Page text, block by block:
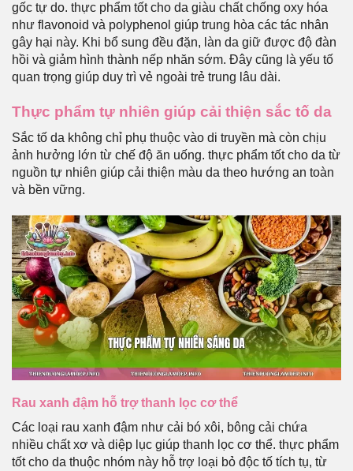
gốc tự do. thực phẩm tốt cho da giàu chất chống oxy hóa
như flavonoid và polyphenol giúp trung hòa các tác nhân
gây hại này. Khi bổ sung đều đặn, làn da giữ được độ đàn
hồi và giảm hình thành nếp nhăn sớm. Đây cũng là yếu tố
quan trọng giúp duy trì vẻ ngoài trẻ trung lâu dài.
Thực phẩm tự nhiên giúp cải thiện sắc tố da
Sắc tố da không chỉ phụ thuộc vào di truyền mà còn chịu
ảnh hưởng lớn từ chế độ ăn uống. thực phẩm tốt cho da từ
nguồn tự nhiên giúp cải thiện màu da theo hướng an toàn
và bền vững.
Rau xanh đậm hỗ trợ thanh lọc cơ thể
Các loại rau xanh đậm như cải bó xôi, bông cải chứa
nhiều chất xơ và diệp lục giúp thanh lọc cơ thể. thực phẩm
tốt cho da thuộc nhóm này hỗ trợ loại bỏ độc tố tích tụ, từ